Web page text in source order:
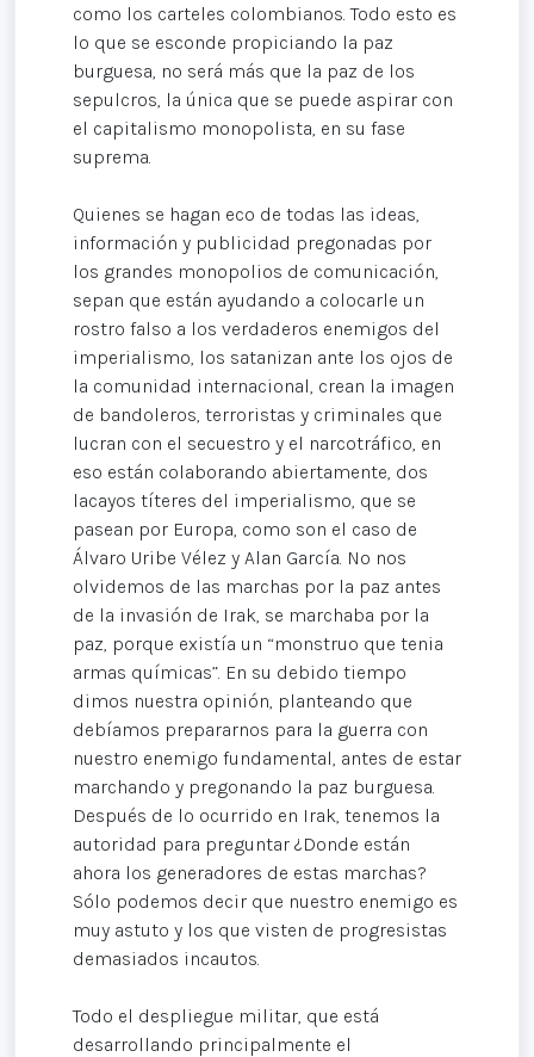
como los carteles colombianos. Todo esto es
lo que se esconde propiciando la paz
burguesa, no será más que la paz de los
sepulcros, la única que se puede aspirar con
el capitalismo monopolista, en su fase
suprema.
Quienes se hagan eco de todas las ideas,
información y publicidad pregonadas por
los grandes monopolios de comunicación,
sepan que están ayudando a colocarle un
rostro falso a los verdaderos enemigos del
imperialismo, los satanizan ante los ojos de
la comunidad internacional, crean la imagen
de bandoleros, terroristas y criminales que
lucran con el secuestro y el narcotráfico, en
eso están colaborando abiertamente, dos
lacayos títeres del imperialismo, que se
pasean por Europa, como son el caso de
Álvaro Uribe Vélez y Alan García. No nos
olvidemos de las marchas por la paz antes
de la invasión de Irak, se marchaba por la
paz, porque existía un “monstruo que tenia
armas químicas”. En su debido tiempo
dimos nuestra opinión, planteando que
debíamos prepararnos para la guerra con
nuestro enemigo fundamental, antes de estar
marchando y pregonando la paz burguesa.
Después de lo ocurrido en Irak, tenemos la
autoridad para preguntar ¿Donde están
ahora los generadores de estas marchas?
Sólo podemos decir que nuestro enemigo es
muy astuto y los que visten de progresistas
demasiados incautos.
Todo el despliegue militar, que está
desarrollando principalmente el